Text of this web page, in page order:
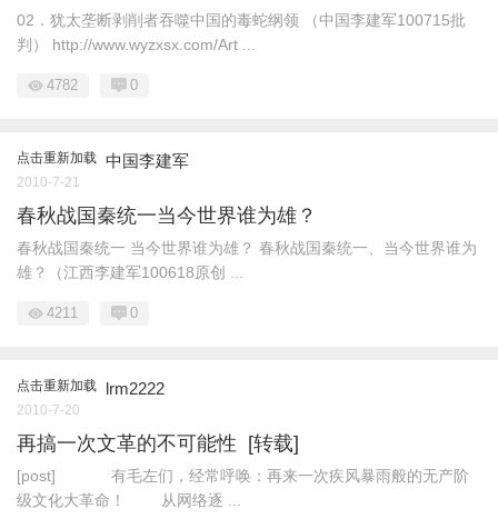
02．犹太垄断剥削者吞噬中国的毒蛇纲领 （中国李建军100715批
判） http://www.wyzxsx.com/Art ...
4782 0
点击重新加载 中国李建军
2010-7-21
春秋战国秦统一当今世界谁为雄？
春秋战国秦统一 当今世界谁为雄？ 春秋战国秦统一、当今世界谁为
雄？（江西李建军100618原创 ...
4211 0
点击重新加载 lrm2222
2010-7-20
再搞一次文革的不可能性 [转载]
[post] 有毛左们，经常呼唤：再来一次疾风暴雨般的无产阶
级文化大革命！ 从网络逐 ...